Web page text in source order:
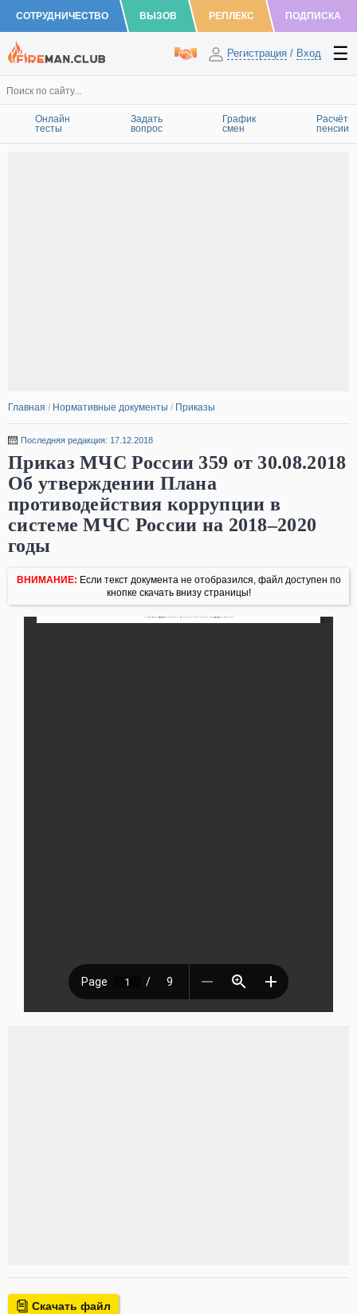
СОТРУДНИЧЕСТВО ВЫЗОВ РЕПЛЕКС ПОДПИСКА
Регистрация / Вход
Онлайн
тесты
Задать
вопрос
График
смен
Расчёт
пенсии
Главная / Нормативные документы / Приказы
Последняя редакция: 17.12.2018
Приказ МЧС России 359 от 30.08.2018
Об утверждении Плана
противодействия коррупции в
системе МЧС России на 2018–2020
годы
ВНИМАНИЕ: Если текст документа не отобразился, файл доступен по
кнопке скачать внизу страницы!
Скачать файл